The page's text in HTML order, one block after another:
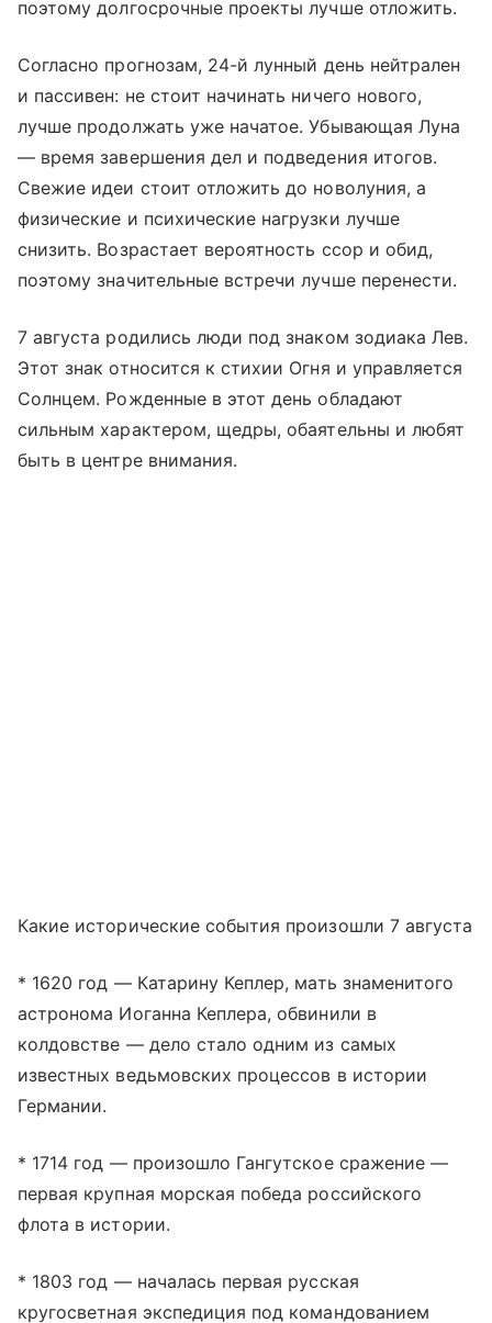
поэтому долгосрочные проекты лучше отложить.
Согласно прогнозам, 24-й лунный день нейтрален
и пассивен: не стоит начинать ничего нового,
лучше продолжать уже начатое. Убывающая Луна
— время завершения дел и подведения итогов.
Свежие идеи стоит отложить до новолуния, а
физические и психические нагрузки лучше
снизить. Возрастает вероятность ссор и обид,
поэтому значительные встречи лучше перенести.
7 августа родились люди под знаком зодиака Лев.
Этот знак относится к стихии Огня и управляется
Солнцем. Рожденные в этот день обладают
сильным характером, щедры, обаятельны и любят
быть в центре внимания.
Какие исторические события произошли 7 августа
* 1620 год — Катарину Кеплер, мать знаменитого
астронома Иоганна Кеплера, обвинили в
колдовстве — дело стало одним из самых
известных ведьмовских процессов в истории
Германии.
* 1714 год — произошло Гангутское сражение —
первая крупная морская победа российского
флота в истории.
* 1803 год — началась первая русская
кругосветная экспедиция под командованием